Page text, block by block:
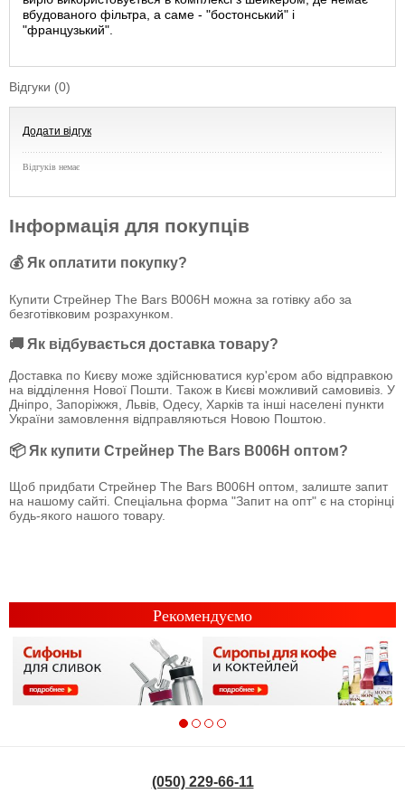
вбудованого фільтра, а саме - "бостонський" і
"французький".
Відгуки (0)
Додати відгук
Відгуків немає
Інформація для покупців
💰 Як оплатити покупку?
Купити Стрейнер The Bars B006H можна за готівку або за
безготівковим розрахунком.
🚚 Як відбувається доставка товару?
Доставка по Києву може здійснюватися кур'єром або відправкою
на відділення Нової Пошти. Також в Києві можливий самовивіз. У
Дніпро, Запоріжжя, Львів, Одесу, Харків та інші населені пункти
України замовлення відправляються Новою Поштою.
📦 Як купити Стрейнер The Bars B006H оптом?
Щоб придбати Стрейнер The Bars B006H оптом, залиште запит
на нашому сайті. Спеціальна форма "Запит на опт" є на сторінці
будь-якого нашого товару.
Рекомендуємо
(050) 229-66-11